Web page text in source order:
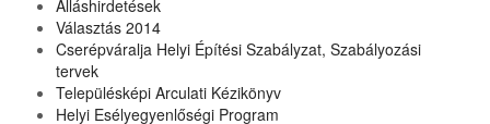
Álláshirdetések
Választás 2014
Cserépváralja Helyi Építési Szabályzat, Szabályozási
tervek
Településképi Arculati Kézikönyv
Helyi Esélyegyenlőségi Program